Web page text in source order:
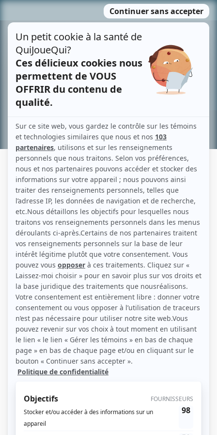
MENU
contenu
Recherche avancée »
MARIO BRUNEAU
Liens
Fiche de Mario Bruneau sur Showbizz.net
Contributions
Ferme l'oeil de la nuitMusicien
Les grands personnages de l'histoire en papier Musicien
Dancing ErosMusicien
Les pèlerinsMusicien
Musicien
Scénario: PuzzleMusicien
L'Église en papierMusicien
La Bible en papier Musicien
L'Évangile en papierMusicien
Une fleur m'a ditMusicien